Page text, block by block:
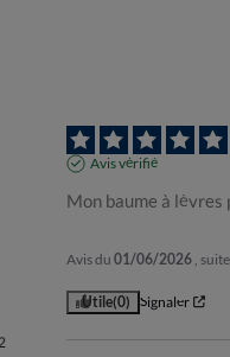
2
Avis vérifié
Mon baume à
Avis du 01/06/2026 ,
Utile(0) Signaler